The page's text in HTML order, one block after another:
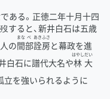
ある。正徳二年十月十四
すると、新井白石は五歳
の間
まな
部
べ
詮
あき
房
ふさ
と幕政を進
白石に譜代大名や林
はやし
大
だい
立を強いられるように